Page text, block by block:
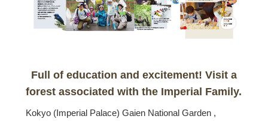
Full of education and excitement! Visit a
forest associated with the Imperial Family.
Kokyo (Imperial Palace) Gaien National Garden ,